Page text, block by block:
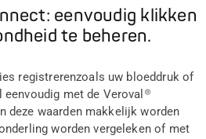
eenvoudig klikken
te beheren.
registrerenzoals uw bloeddruk of
met de Veroval®
deze waarden makkelijk worden
worden vergeleken of met